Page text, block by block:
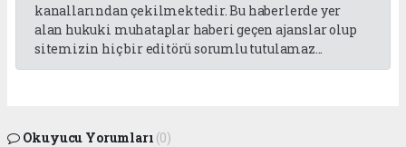
kanallarından çekilmektedir. Bu haberlerde yer
alan hukuki muhataplar haberi geçen ajanslar olup
sitemizin hiç bir editörü sorumlu tutulamaz...
Okuyucu Yorumları (0)